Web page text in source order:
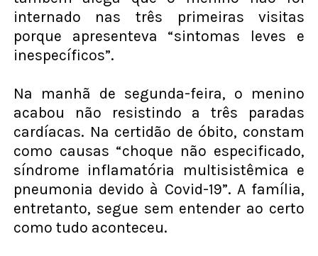
internado nas três primeiras visitas
porque apresenteva “sintomas leves e
inespecíficos”.
Na manhã de segunda-feira, o menino
acabou não resistindo a três paradas
cardíacas. Na certidão de óbito, constam
como causas “choque não especificado,
síndrome inflamatória multisistêmica e
pneumonia devido à Covid-19”. A família,
entretanto, segue sem entender ao certo
como tudo aconteceu.